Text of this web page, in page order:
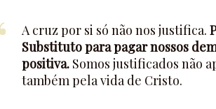
A cruz por si só não nos justifica.
Substituto para pagar nossos
positiva. Somos justificados não
também pela vida de Cristo.